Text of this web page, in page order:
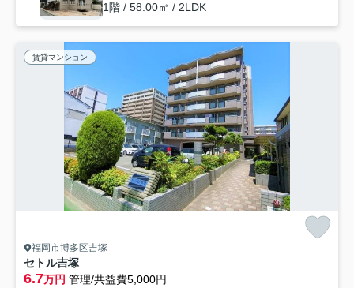
1階 / 58.00㎡ / 2LDK
賃貸マンション
福岡市博多区吉塚
セトル吉塚
6.7万円 管理/共益費5,000円